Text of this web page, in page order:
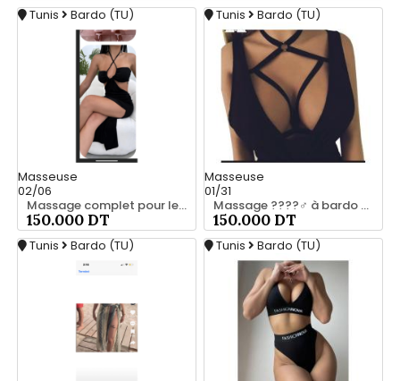
Tunis Bardo (TU)
Masseuse
02/06
Massage complet pour les hommes srd chez moi 55066248
150.000 DT
Tunis Bardo (TU)
Masseuse
01/31
Massage ????‍♂️ à bardo srd 55066248
150.000 DT
Tunis Bardo (TU) Tunis Bardo (TU)